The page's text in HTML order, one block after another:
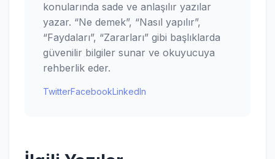
konularında sade ve anlaşılır yazılar
yazar. “Ne demek”, “Nasıl yapılır”,
“Faydaları”, “Zararları” gibi başlıklarda
güvenilir bilgiler sunar ve okuyucuya
rehberlik eder.
TwitterFacebookLinkedIn